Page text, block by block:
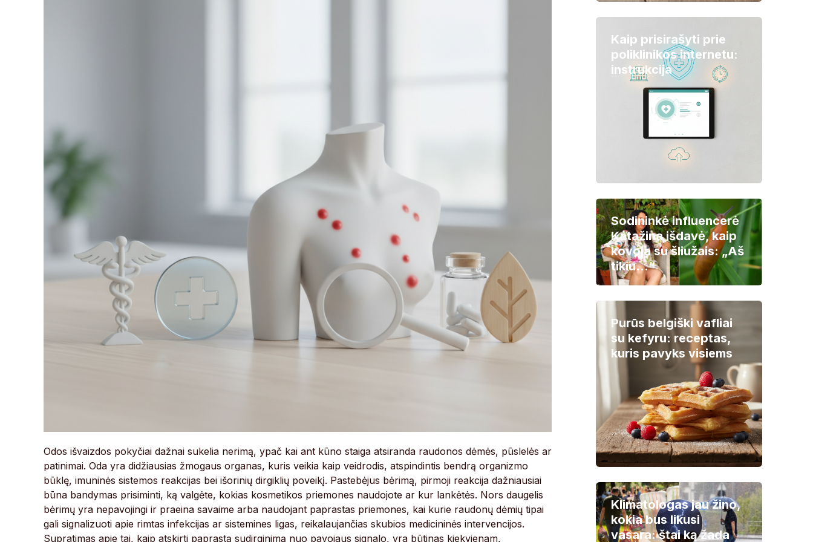
Odos išvaizdos pokyčiai dažnai sukelia nerimą, ypač kai ant kūno staiga atsiranda raudonos dėmės, pūslelės ar
patinimai. Oda yra didžiausias žmogaus organas, kuris veikia kaip veidrodis, atspindintis bendrą organizmo
būklę, imuninės sistemos reakcijas bei išorinių dirgiklių poveikį. Pastebėjus bėrimą, pirmoji reakcija dažniausiai
būna bandymas prisiminti, ką valgėte, kokias kosmetikos priemones naudojote ar kur lankėtės. Nors daugelis
bėrimų yra nepavojingi ir praeina savaime arba naudojant paprastas priemones, kai kurie raudonų dėmių tipai
gali signalizuoti apie rimtas infekcijas ar sistemines ligas, reikalaujančias skubios medicininės intervencijos.
Supratimas apie tai, kaip atskirti paprastą sudirginimą nuo pavojaus signalo, yra būtinas kiekvienam,
Kaip prisirašyti prie
poliklinikos internetu:
instrukcija
Sodininkė influencerė
Katažina išdavė, kaip
kovoja su šliužais: „Aš
tikiu…“
Purūs belgiški vafliai
su kefyru: receptas,
kuris pavyks visiems
Klimatologas jau žino,
kokia bus likusi
vasara: štai ką žada